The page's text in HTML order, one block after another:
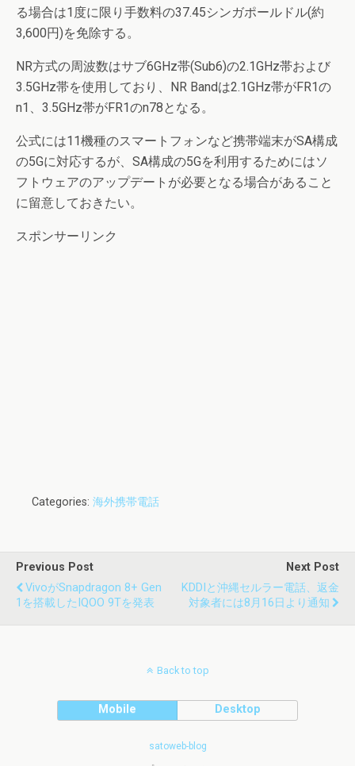
る場合は1度に限り手数料の37.45シンガポールドル(約
3,600円)を免除する。
NR方式の周波数はサブ6GHz帯(Sub6)の2.1GHz帯および
3.5GHz帯を使用しており、NR Bandは2.1GHz帯がFR1の
n1、3.5GHz帯がFR1のn78となる。
公式には11機種のスマートフォンなど携帯端末がSA構成
の5Gに対応するが、SA構成の5Gを利用するためにはソ
フトウェアのアップデートが必要となる場合があること
に留意しておきたい。
スポンサーリンク
Categories: 海外携帯電話
Previous Post
VivoがSnapdragon 8+ Gen
1を搭載したiQOO 9Tを発表
Next Post
KDDIと沖縄セルラー電話、返金
対象者には8月16日より通知
Back to top
Mobile Desktop
satoweb-blog